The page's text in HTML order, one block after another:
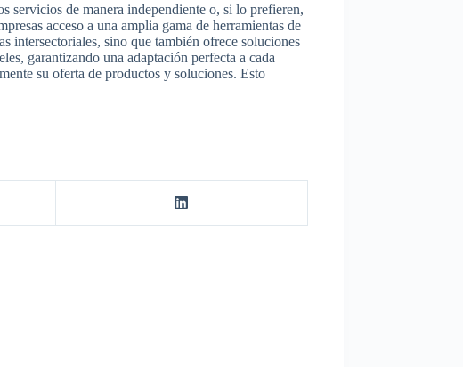
servicios de manera independiente o, si lo prefieren,
acceso a una amplia gama de herramientas de
intersectoriales, sino que también ofrece soluciones
garantizando una adaptación perfecta a cada
su oferta de productos y soluciones. Esto